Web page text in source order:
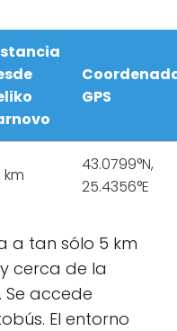
GPS
km
43.0799°N,
25.4356°E
a tan sólo 5 km
cerca de la
Se accede
El entorno